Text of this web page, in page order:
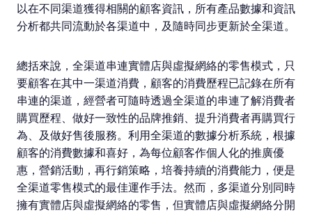
以在不同渠道獲得相關的顧客資訊，所有產品數據和資訊
分析都共同流動於各渠道中，及隨時同步更新於全渠道。
總括來說，全渠道串連實體店與虛擬網絡的零售模式，只
要顧客在其中一渠道消費，顧客的消費歷程已記錄在所有
串連的渠道，經營者可隨時透過全渠道的串連了解消費者
購買歷程、做好一致性的品牌推銷、提升消費者再購買行
為、及做好售後服務。利用全渠道的數據分析系統，根據
顧客的消費數據和喜好，為每位顧客作個人化的推廣優
惠，營銷活動，再行銷策略，培養持續的消費能力，便是
全渠道零售模式的最佳運作手法。然而，多渠道分別同時
擁有實體店與虛擬網絡的零售，但實體店與虛擬網絡分開